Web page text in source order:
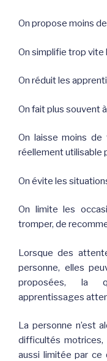
On propose moins
On simplifie trop vite
On réduit les
On fait plus souvent
On laisse moins de
réellement utilisable
On évite les
On limite les
tromper, de
Lorsque des
personne, elles
proposées, la
apprentissages
La personne n’est
difficultés motrices,
aussi limitée par ce